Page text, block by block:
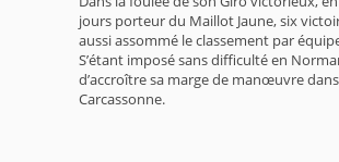
jours porteur du Maillot Jaune, six
aussi assommé le classement par
S’étant imposé sans difficulté en
d’accroître sa marge de manœuvre
Carcassonne.